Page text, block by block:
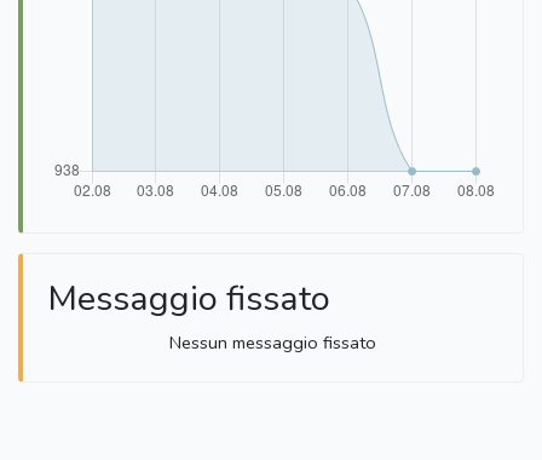
Messaggio fissato
Nessun messaggio fissato